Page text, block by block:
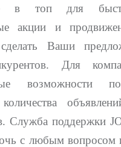
в топ для
акции и
Ваши
Для
возможности
Служба поддержки
с любым вопросом